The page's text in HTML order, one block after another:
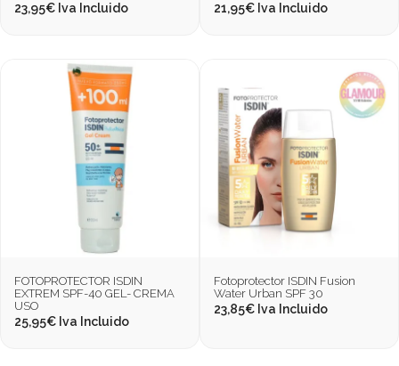
23,95€ Iva Incluido 21,95€ Iva Incluido
FOTOPROTECTOR ISDIN
EXTREM SPF-40 GEL- CREMA
USO
25,95€ Iva Incluido
Fotoprotector ISDIN Fusion
Water Urban SPF 30
23,85€ Iva Incluido